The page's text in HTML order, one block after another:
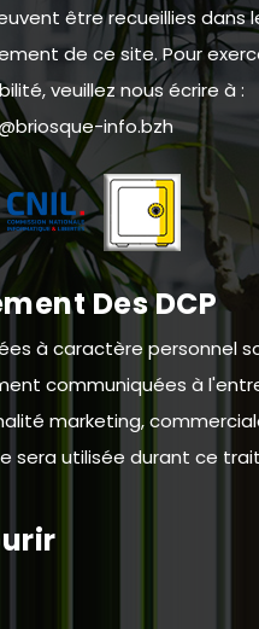
être recueillies dans
de ce site. Pour
veuillez nous écrire à :
info.bzh
Des DCP
à caractère personnel
communiquées à
marketing,
sera utilisée durant ce